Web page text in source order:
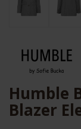
Humble
Blazer